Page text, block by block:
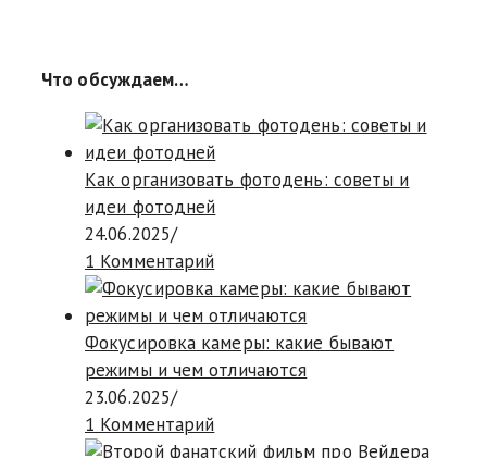
Что обсуждаем…
Как организовать фотодень: советы и
идеи фотодней
24.06.2025/
1 Комментарий
Фокусировка камеры: какие бывают
режимы и чем отличаются
23.06.2025/
1 Комментарий